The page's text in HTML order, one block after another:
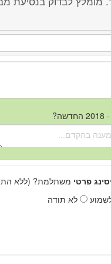
פרטי משתלמת? (ללא
לא תודה